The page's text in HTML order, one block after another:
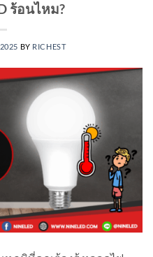
ร้อนไหม?
BY RICHEST